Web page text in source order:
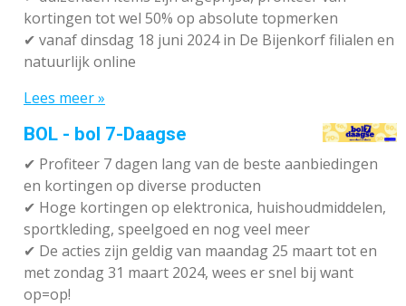
kortingen tot wel 50% op absolute topmerken
✔ vanaf dinsdag 18 juni 2024 in De Bijenkorf filialen en
natuurlijk online
Lees meer »
BOL - bol 7-Daagse
✔ Profiteer 7 dagen lang van de beste aanbiedingen
en kortingen op diverse producten
✔ Hoge kortingen op elektronica, huishoudmiddelen,
sportkleding, speelgoed en nog veel meer
✔ De acties zijn geldig van maandag 25 maart tot en
met zondag 31 maart 2024, wees er snel bij want
op=op!